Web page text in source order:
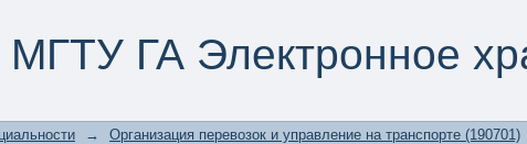
МГТУ ГА Электронное
Общая электротехника и электроника
→ Организация перевозок и управление на транспорте (190701)